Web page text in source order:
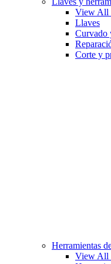
View All
Llaves
Curvado
Corte y
Herramientas
View All